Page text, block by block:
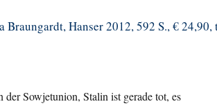
Braungardt, Hanser 2012, 592 S., € 24,90,
der Sowjetunion, Stalin ist gerade tot, es